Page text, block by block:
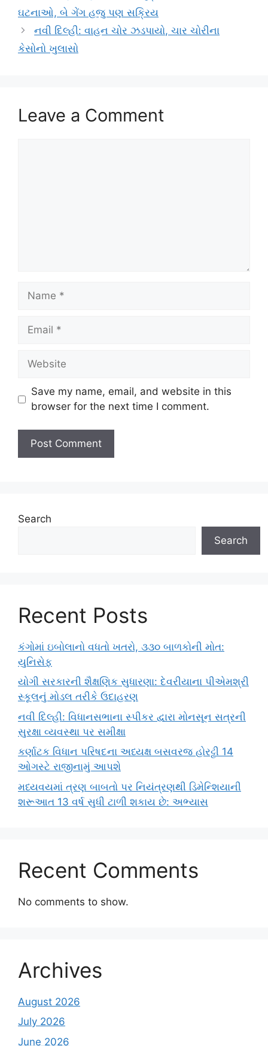
ઘટનાઓ, બે ગેંગ હજુ પણ સક્રિય
નવી દિલ્હી: વાહન ચોર ઝડપાયો, ચાર ચોરીના
કેસોનો ખુલાસો
Leave a Comment
Name
Email
Website
Save my name, email, and website in this
browser for the next time I comment.
Search
Search
Recent Posts
કંગોમાં ઇબોલાનો વધતો ખતરો, ૩૩૦ બાળકોની મોત:
યુનિસેફ
યોગી સરકારની શૈક્ષણિક સુધારણા: દેવરીયાના પીએમશ્રી
સ્કૂલનું મોડલ તરીકે ઉદાહરણ
નવી દિલ્હી: વિધાનસભાના સ્પીકર દ્વારા મોનસૂન સત્રની
સુરક્ષા વ્યવસ્થા પર સમીક્ષા
કર્ણાટક વિધાન પરિષદના અધ્યક્ષ બસવરજ હોરટ્ટી 14
ઓગસ્ટે રાજીનામું આપશે
મધ્યવયમાં ત્રણ બાબતો પર નિયંત્રણથી ડિમેન્શિયાની
શરૂઆત 13 વર્ષ સુધી ટાળી શકાય છે: અભ્યાસ
Recent Comments
No comments to show.
Archives
August 2026
July 2026
June 2026